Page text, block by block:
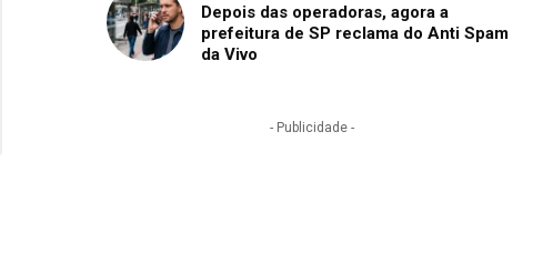
Depois das operadoras, agora a
prefeitura de SP reclama do Anti Spam
da Vivo
- Publicidade -